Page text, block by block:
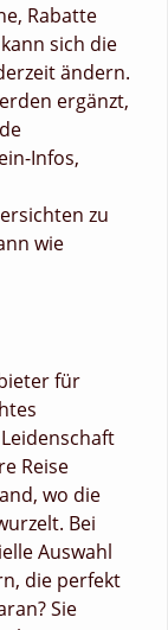
Rabatte
sich die
ändern.
ergänzt,
Infos,
zu
wie
für
Reise
wo die
Bei
Auswahl
die perfekt
Sie